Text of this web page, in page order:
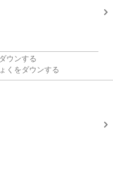
ウンする
くをダウンする